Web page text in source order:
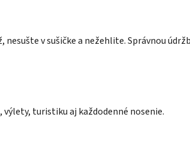
v sušičke a nežehlite. Správnou
turistiku aj každodenné nosenie.